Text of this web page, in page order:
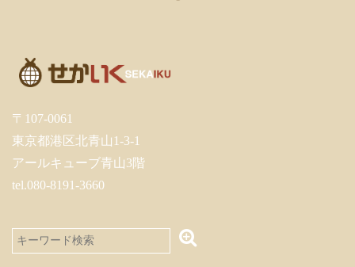
〒107-0061
東京都港区北青山1-3-1
アールキューブ青山3階
tel.080-8191-3660